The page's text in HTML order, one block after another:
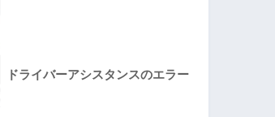
ドライバーアシスタンスのエラー